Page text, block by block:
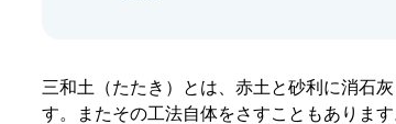
三和土（たたき）とは、赤土と砂利に消石
す。またその工法自体をさすこともあります